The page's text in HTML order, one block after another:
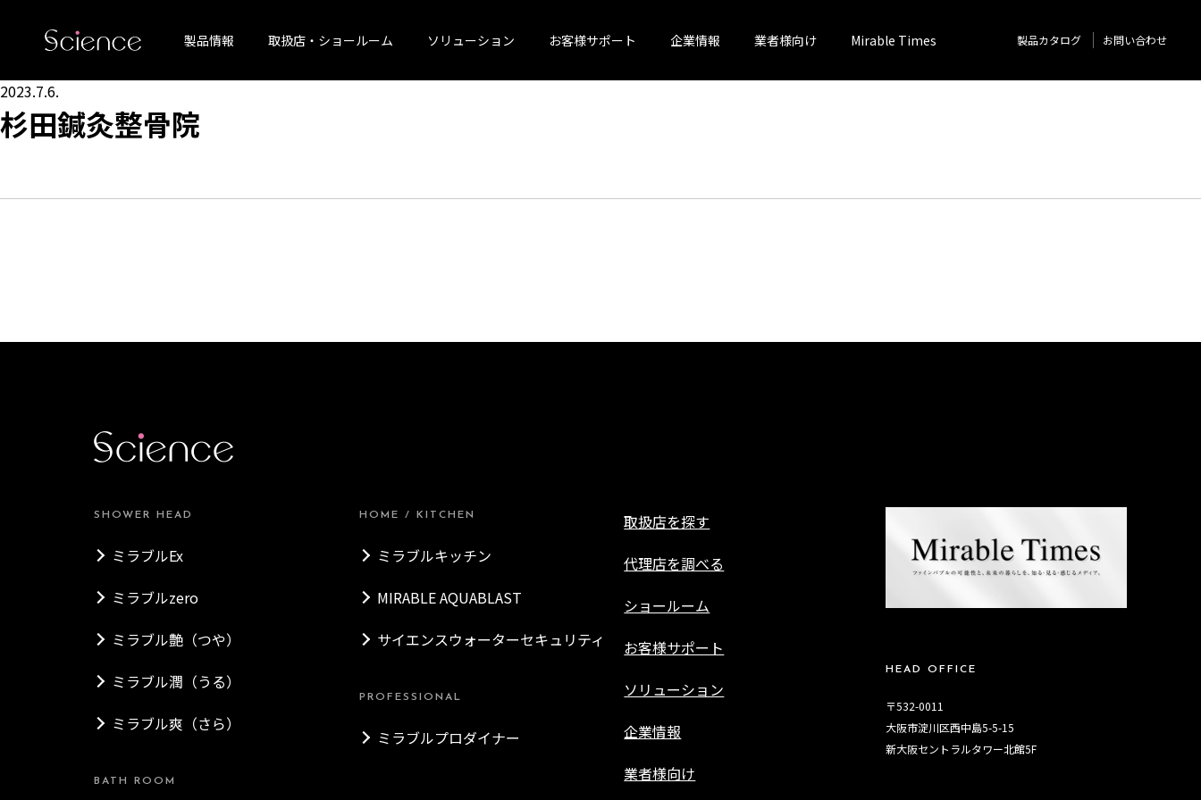
製品情報 取扱店・ショールーム ソリューション お客様サポート 企業情報 業者様向け Mirable Times 製品カタログ お問い合わせ
2023.7.6.
杉田鍼灸整骨院
SHOWER HEAD
ミラブルEx
ミラブルzero
ミラブル艶（つや）
ミラブル潤（うる）
ミラブル爽（さら）
BATH ROOM
HOME / KITCHEN
ミラブルキッチン
MIRABLE AQUABLAST
サイエンスウォーターセキュリティ
PROFESSIONAL
ミラブルプロダイナー
取扱店を探す
代理店を調べる
ショールーム
お客様サポート
ソリューション
企業情報
業者様向け
HEAD OFFICE
〒532-0011
大阪市淀川区西中島5-5-15
新大阪セントラルタワー北館5F